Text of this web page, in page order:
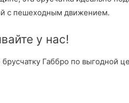
с пешеходным движением.
у нас!
брусчатку Габбро по выгодной